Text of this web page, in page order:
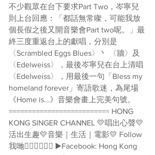
不少觀眾在台下要求Part Two，岑寧兒
則上台回應：「都話無常㗎，可能我放
個長假之後又開音樂會Part two呢。」最
終三度重返台上的獻唱，分別是
〈Scrambled Eggs Blues〉丶 〈牆〉及
〈Edelweiss〉，最後岑寧兒在台上清唱
〈Edelweiss〉，用最後一句「Bless my
homeland forever」寄語歌迷，為尾場
《Home is...》音樂會畫上完美句號。
========================== HONG
KONG SINGER CHANNEL 💛唱出心聲💛
活出生趣💛音樂｜生活｜電影💛 Follow
我哋👇🏻👇🏻🥰🥰 ▶️Facebook: Hong Kong